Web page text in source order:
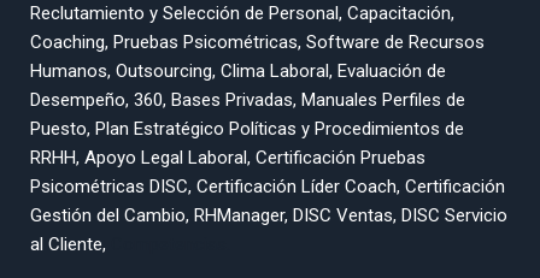
Reclutamiento y Selección de Personal, Capacitación,
Coaching, Pruebas Psicométricas, Software de Recursos
Humanos, Outsourcing, Clima Laboral, Evaluación de
Desempeño, 360, Bases Privadas, Manuales Perfiles de
Puesto, Plan Estratégico Políticas y Procedimientos de
RRHH, Apoyo Legal Laboral, Certificación Pruebas
Psicométricas DISC, Certificación Líder Coach, Certificación
Gestión del Cambio, RHManager, DISC Ventas, DISC Servicio
al Cliente,